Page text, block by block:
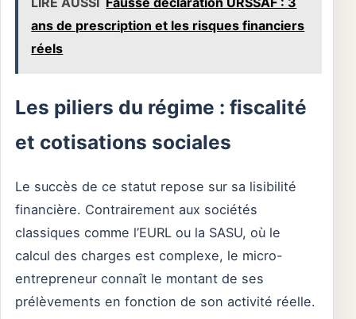
ans de prescription et les risques financiers
réels
Les piliers du régime : fiscalité
et cotisations sociales
Le succès de ce statut repose sur sa lisibilité
financière. Contrairement aux sociétés
classiques comme l’EURL ou la SASU, où le
calcul des charges est complexe, le micro-
entrepreneur connaît le montant de ses
prélèvements en fonction de son activité réelle.